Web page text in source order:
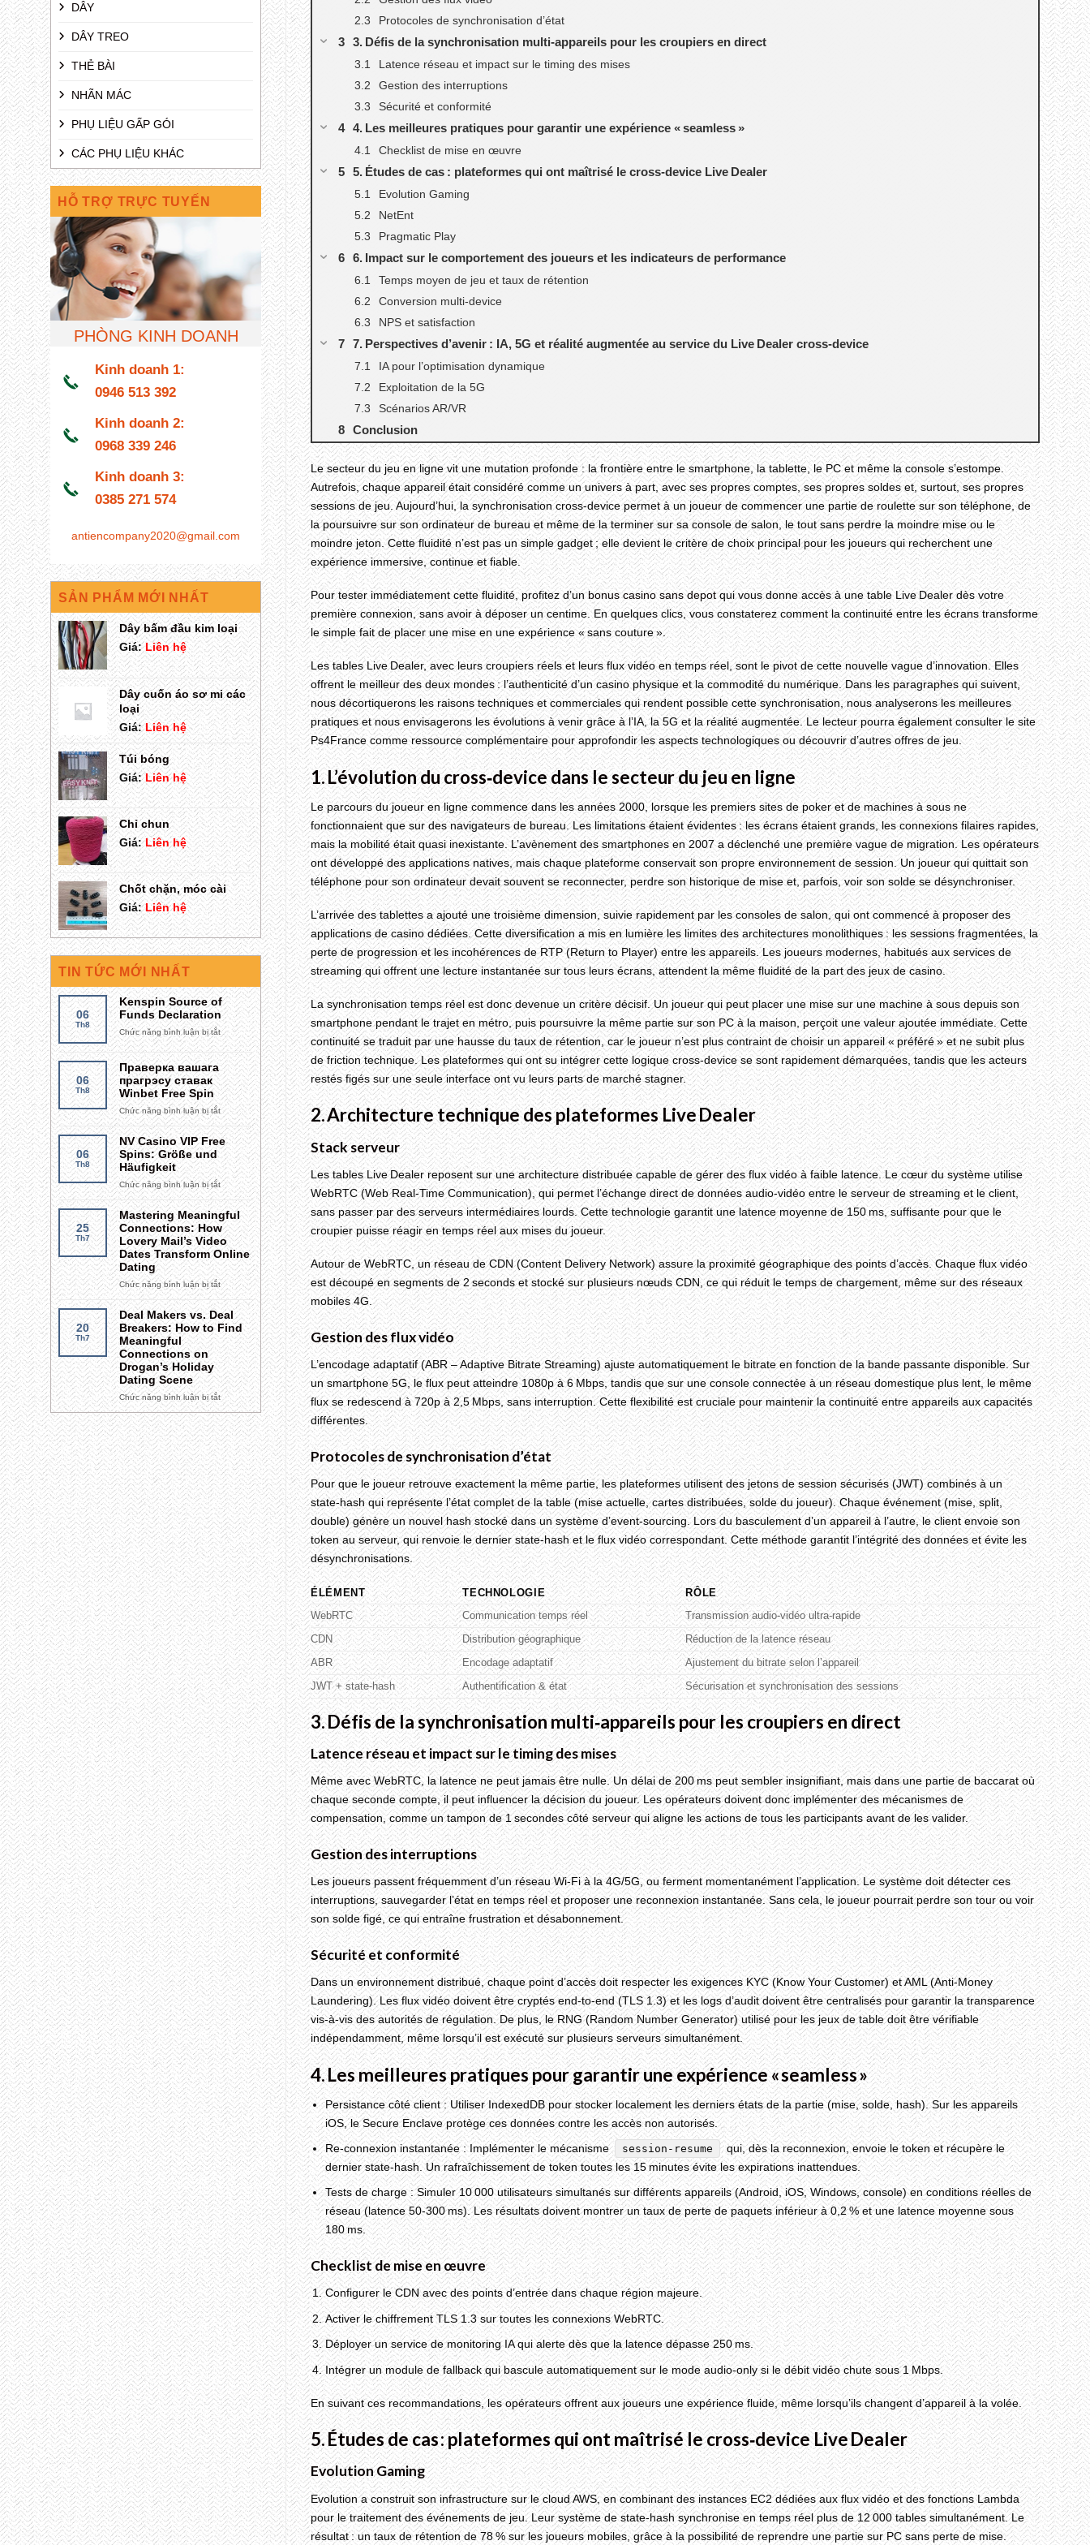
DÂY
DÂY TREO
THẺ BÀI
NHÃN MÁC
PHỤ LIỆU GẤP GÓI
CÁC PHỤ LIỆU KHÁC
HỖ TRỢ TRỰC TUYẾN
PHÒNG KINH DOANH
Kinh doanh 1:
0946 513 392
Kinh doanh 2:
0968 339 246
Kinh doanh 3:
0385 271 574
antiencompany2020@gmail.com
SẢN PHẨM MỚI NHẤT
Dây bấm đầu kim loại
Giá:Liên hệ
Dây cuốn áo sơ mi các
loại
Giá:Liên hệ
Túi bóng
Giá:Liên hệ
Chỉ chun
Giá:Liên hệ
Chốt chặn, móc cài
Giá:Liên hệ
TIN TỨC MỚI NHẤT
06
Th8
Kenspin Source of
Funds Declaration
Chức năng bình luận bị tắtở
Kenspin
Source
of
Funds
Declaration
06
Th8
Праверка вашага
прагрэсу ставак
Winbet Free Spin
Chức năng bình luận bị tắtở
Праверка
вашага
прагрэсу
ставак
Winbet
Free
Spin
06
Th8
NV Casino VIP Free
Spins: Größe und
Häufigkeit
Chức năng bình luận bị tắtở
NV
Casino
VIP
Free
Spins:
Größe
und
Häufigkeit
25
Th7
Mastering Meaningful
Connections: How
Lovery Mail’s Video
Dates Transform Online
Dating
Chức năng bình luận bị tắtở
Mastering
Meaningful
Connections:
How
Lovery
Mail’s
Video
Dates
Transform
Online
Dating
20
Th7
Deal Makers vs. Deal
Breakers: How to Find
Meaningful
Connections on
Drogan’s Holiday
Dating Scene
Chức năng bình luận bị tắtở
Deal
Makers
vs.
Deal
Breakers:
How
to
Find
Meaningful
Connections
on
Drogan’s
Holiday
Dating
Scene
Protocoles de synchronisation d’état
3. Défis de la synchronisation multi‑appareils pour les croupiers en direct
Latence réseau et impact sur le timing des mises
Gestion des interruptions
Sécurité et conformité
4. Les meilleures pratiques pour garantir une expérience « seamless »
Checklist de mise en œuvre
5. Études de cas : plateformes qui ont maîtrisé le cross‑device Live Dealer
Evolution Gaming
NetEnt
Pragmatic Play
6. Impact sur le comportement des joueurs et les indicateurs de performance
Temps moyen de jeu et taux de rétention
Conversion multi‑device
NPS et satisfaction
7. Perspectives d’avenir : IA, 5G et réalité augmentée au service du Live Dealer cross‑device
IA pour l’optimisation dynamique
Exploitation de la 5G
Scénarios AR/VR
Conclusion
Le secteur du jeu en ligne vit une mutation profonde : la frontière entre le smartphone, la tablette, le PC et même la console s’estompe.
Autrefois, chaque appareil était considéré comme un univers à part, avec ses propres comptes, ses propres soldes et, surtout, ses propres
sessions de jeu. Aujourd’hui, la synchronisation cross‑device permet à un joueur de commencer une partie de roulette sur son téléphone, de
la poursuivre sur son ordinateur de bureau et même de la terminer sur sa console de salon, le tout sans perdre la moindre mise ou le
moindre jeton. Cette fluidité n’est pas un simple gadget ; elle devient le critère de choix principal pour les joueurs qui recherchent une
expérience immersive, continue et fiable.
Pour tester immédiatement cette fluidité, profitez d’un bonus casino sans depotqui vous donne accès à une table Live Dealer dès votre
première connexion, sans avoir à déposer un centime. En quelques clics, vous constaterez comment la continuité entre les écrans transforme
le simple fait de placer une mise en une expérience « sans couture ».
Les tables Live Dealer, avec leurs croupiers réels et leurs flux vidéo en temps réel, sont le pivot de cette nouvelle vague d’innovation. Elles
offrent le meilleur des deux mondes : l’authenticité d’un casino physique et la commodité du numérique. Dans les paragraphes qui suivent,
nous décortiquerons les raisons techniques et commerciales qui rendent possible cette synchronisation, nous analyserons les meilleures
pratiques et nous envisagerons les évolutions à venir grâce à l’IA, la 5G et la réalité augmentée. Le lecteur pourra également consulter le site
Ps4France comme ressource complémentaire pour approfondir les aspects technologiques ou découvrir d’autres offres de jeu.
1. L’évolution du cross‑device dans le secteur du jeu en ligne
Le parcours du joueur en ligne commence dans les années 2000, lorsque les premiers sites de poker et de machines à sous ne
fonctionnaient que sur des navigateurs de bureau. Les limitations étaient évidentes : les écrans étaient grands, les connexions filaires rapides,
mais la mobilité était quasi inexistante. L’avènement des smartphones en 2007 a déclenché une première vague de migration. Les opérateurs
ont développé des applications natives, mais chaque plateforme conservait son propre environnement de session. Un joueur qui quittait son
téléphone pour son ordinateur devait souvent se reconnecter, perdre son historique de mise et, parfois, voir son solde se désynchroniser.
L’arrivée des tablettes a ajouté une troisième dimension, suivie rapidement par les consoles de salon, qui ont commencé à proposer des
applications de casino dédiées. Cette diversification a mis en lumière les limites des architectures monolithiques : les sessions fragmentées, la
perte de progression et les incohérences de RTP (Return to Player) entre les appareils. Les joueurs modernes, habitués aux services de
streaming qui offrent une lecture instantanée sur tous leurs écrans, attendent la même fluidité de la part des jeux de casino.
La synchronisation temps réel est donc devenue un critère décisif. Un joueur qui peut placer une mise sur une machine à sous depuis son
smartphone pendant le trajet en métro, puis poursuivre la même partie sur son PC à la maison, perçoit une valeur ajoutée immédiate. Cette
continuité se traduit par une hausse du taux de rétention, car le joueur n’est plus contraint de choisir un appareil « préféré » et ne subit plus
de friction technique. Les plateformes qui ont su intégrer cette logique cross‑device se sont rapidement démarquées, tandis que les acteurs
restés figés sur une seule interface ont vu leurs parts de marché stagner.
2. Architecture technique des plateformes Live Dealer
Stack serveur
Les tables Live Dealer reposent sur une architecture distribuée capable de gérer des flux vidéo à faible latence. Le cœur du système utilise
WebRTC (Web Real‑Time Communication), qui permet l’échange direct de données audio‑vidéo entre le serveur de streaming et le client,
sans passer par des serveurs intermédiaires lourds. Cette technologie garantit une latence moyenne de 150 ms, suffisante pour que le
croupier puisse réagir en temps réel aux mises du joueur.
Autour de WebRTC, un réseau de CDN (Content Delivery Network) assure la proximité géographique des points d’accès. Chaque flux vidéo
est découpé en segments de 2 seconds et stocké sur plusieurs nœuds CDN, ce qui réduit le temps de chargement, même sur des réseaux
mobiles 4G.
Gestion des flux vidéo
L’encodage adaptatif (ABR – Adaptive Bitrate Streaming) ajuste automatiquement le bitrate en fonction de la bande passante disponible. Sur
un smartphone 5G, le flux peut atteindre 1080p à 6 Mbps, tandis que sur une console connectée à un réseau domestique plus lent, le même
flux se redescend à 720p à 2,5 Mbps, sans interruption. Cette flexibilité est cruciale pour maintenir la continuité entre appareils aux capacités
différentes.
Protocoles de synchronisation d’état
Pour que le joueur retrouve exactement la même partie, les plateformes utilisent des jetons de session sécurisés (JWT) combinés à un
state‑hash qui représente l’état complet de la table (mise actuelle, cartes distribuées, solde du joueur). Chaque événement (mise, split,
double) génère un nouvel hash stocké dans un système d’event‑sourcing. Lors du basculement d’un appareil à l’autre, le client envoie son
token au serveur, qui renvoie le dernier state‑hash et le flux vidéo correspondant. Cette méthode garantit l’intégrité des données et évite les
désynchronisations.
ÉLÉMENT TECHNOLOGIE
RÔLE
WebRTC
Communication temps réel Transmission audio‑vidéo ultra‑rapide
CDN Distribution géographique Réduction de la latence réseau
ABR Encodage adaptatif Ajustement du bitrate selon l’appareil
JWT + state‑hash Authentification & état Sécurisation et synchronisation des sessions
3. Défis de la synchronisation multi‑appareils pour les croupiers en direct
Latence réseau et impact sur le timing des mises
Même avec WebRTC, la latence ne peut jamais être nulle. Un délai de 200 ms peut sembler insignifiant, mais dans une partie de baccarat où
chaque seconde compte, il peut influencer la décision du joueur. Les opérateurs doivent donc implémenter des mécanismes de
compensation, comme un tampon de 1 secondes côté serveur qui aligne les actions de tous les participants avant de les valider.
Gestion des interruptions
Les joueurs passent fréquemment d’un réseau Wi‑Fi à la 4G/5G, ou ferment momentanément l’application. Le système doit détecter ces
interruptions, sauvegarder l’état en temps réel et proposer une reconnexion instantanée. Sans cela, le joueur pourrait perdre son tour ou voir
son solde figé, ce qui entraîne frustration et désabonnement.
Sécurité et conformité
Dans un environnement distribué, chaque point d’accès doit respecter les exigences KYC (Know Your Customer) et AML (Anti‑Money
Laundering). Les flux vidéo doivent être cryptés end‑to‑end (TLS 1.3) et les logs d’audit doivent être centralisés pour garantir la transparence
vis‑à‑vis des autorités de régulation. De plus, le RNG (Random Number Generator) utilisé pour les jeux de table doit être vérifiable
indépendamment, même lorsqu’il est exécuté sur plusieurs serveurs simultanément.
4. Les meilleures pratiques pour garantir une expérience « seamless »
Persistance côté client : Utiliser IndexedDB pour stocker localement les derniers états de la partie (mise, solde, hash). Sur les appareils
iOS, le Secure Enclave protège ces données contre les accès non autorisés.
Re‑connexion instantanée : Implémenter le mécanisme
session‑resume
qui, dès la reconnexion, envoie le token et récupère le
dernier state‑hash. Un rafraîchissement de token toutes les 15 minutes évite les expirations inattendues.
Tests de charge : Simuler 10 000 utilisateurs simultanés sur différents appareils (Android, iOS, Windows, console) en conditions réelles de
réseau (latence 50‑300 ms). Les résultats doivent montrer un taux de perte de paquets inférieur à 0,2 % et une latence moyenne sous
180 ms.
Checklist de mise en œuvre
Configurer le CDN avec des points d’entrée dans chaque région majeure.
Activer le chiffrement TLS 1.3 sur toutes les connexions WebRTC.
Déployer un service de monitoring IA qui alerte dès que la latence dépasse 250 ms.
Intégrer un module de fallback qui bascule automatiquement sur le mode audio‑only si le débit vidéo chute sous 1 Mbps.
En suivant ces recommandations, les opérateurs offrent aux joueurs une expérience fluide, même lorsqu’ils changent d’appareil à la volée.
5. Études de cas : plateformes qui ont maîtrisé le cross‑device Live Dealer
Evolution Gaming
Evolution a construit son infrastructure sur le cloud AWS, en combinant des instances EC2 dédiées aux flux vidéo et des fonctions Lambda
pour le traitement des événements de jeu. Leur système de state‑hash synchronise en temps réel plus de 12 000 tables simultanément. Le
résultat : un taux de rétention de 78 % sur les joueurs mobiles, grâce à la possibilité de reprendre une partie sur PC sans perte de mise.